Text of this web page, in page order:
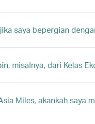
saya bepergian
misalnya, dari Kelas
Miles, akankah saya